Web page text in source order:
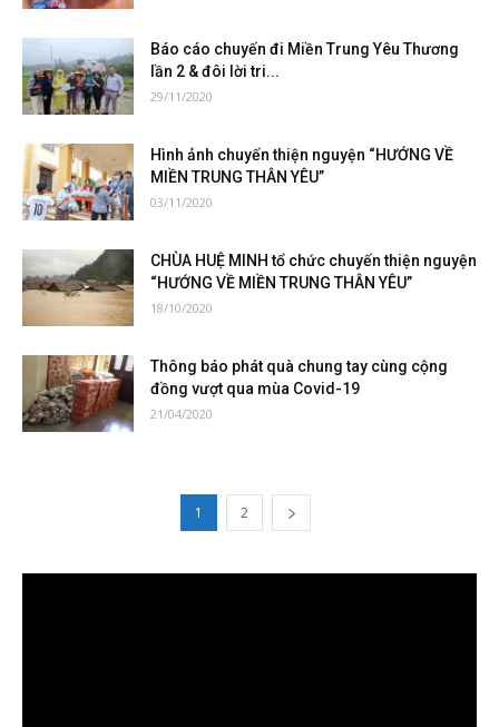
Báo cáo chuyến đi Miền Trung Yêu Thương
lần 2 & đôi lời tri...
29/11/2020
Hình ảnh chuyến thiện nguyện “HƯỚNG VỀ
MIỀN TRUNG THÂN YÊU”
03/11/2020
CHÙA HUỆ MINH tổ chức chuyến thiện nguyện
“HƯỚNG VỀ MIỀN TRUNG THÂN YÊU”
18/10/2020
Thông báo phát quà chung tay cùng cộng
đồng vượt qua mùa Covid-19
21/04/2020
1 2